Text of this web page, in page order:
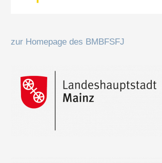
zur Homepage des BMBFSFJ